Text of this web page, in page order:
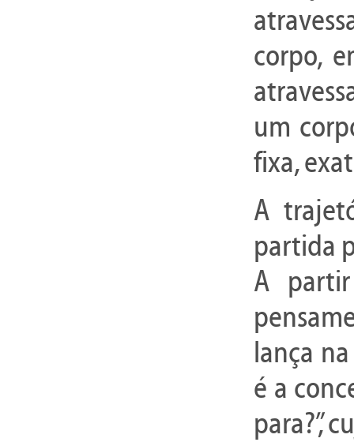
corpo,
um
fixa,
A
partida
A
lança
é a
para?”,